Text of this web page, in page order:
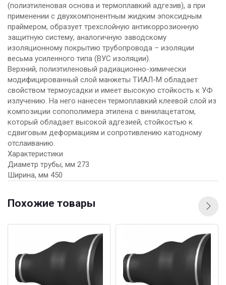
(полиэтиленовая основа и термоплавкий адгезив), а при
применении с двухкомпонентным жидким эпоксидным
праймером, образует трехслойную антикоррозионную
защитную систему, аналогичную заводскому
изоляционному покрытию трубопровода – изоляции
весьма усиленного типа (ВУС изоляции).
Верхний, полиэтиленовый радиационно-химически
модифицированный слой манжеты ТИАЛ-М обладает
свойством термоусадки и имеет высокую стойкость к УФ
излучению. На него нанесен термоплавкий клеевой слой из
композиции сопополимера этилена с винилацетатом,
который обладает высокой адгезией, стойкостью к
сдвиговым деформациям и сопротивлению катодному
отслаиванию.
Характеристики
Диаметр трубы, мм 273
Ширина, мм 450
Похожие товары